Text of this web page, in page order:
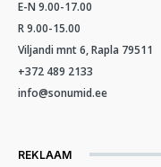
E-N 9.00-17.00
R 9.00-15.00
Viljandi mnt 6, Rapla 79511
+372 489 2133
info@sonumid.ee
REKLAAM